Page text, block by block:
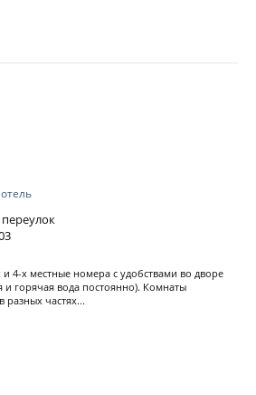
4-х местные номера с удобствами во дворе
и горячая вода постоянно). Комнаты
разных частях...